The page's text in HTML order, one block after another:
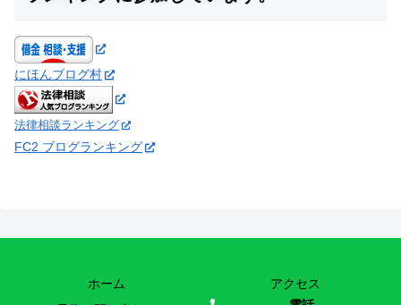
にほんブログ村
法律相談ランキング
FC2 ブログランキング
ホーム
アクセス